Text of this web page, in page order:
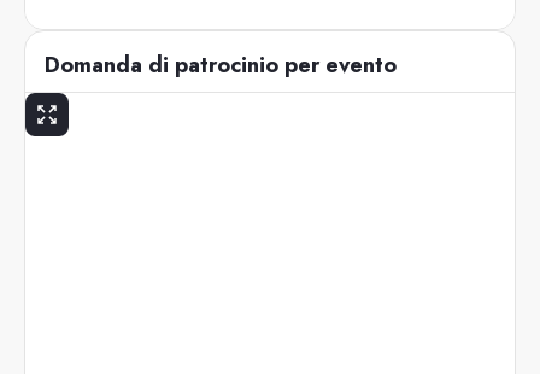
Domanda di patrocinio per evento